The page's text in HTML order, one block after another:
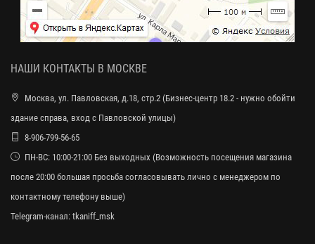
НАШИ КОНТАКТЫ В МОСКВЕ
Москва, ул. Павловская, д.18, стр.2 (Бизнес-центр 18.2 - нужно обойти
здание справа, вход с Павловской улицы)
8-906-799-56-65
ПН-ВС: 10:00-21:00 Без выходных (Возможность посещения магазина
после 20:00 большая просьба согласовывать лично с менеджером по
контактному телефону выше)
Telegram-канал: tkaniff_msk